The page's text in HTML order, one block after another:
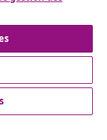
web de TM